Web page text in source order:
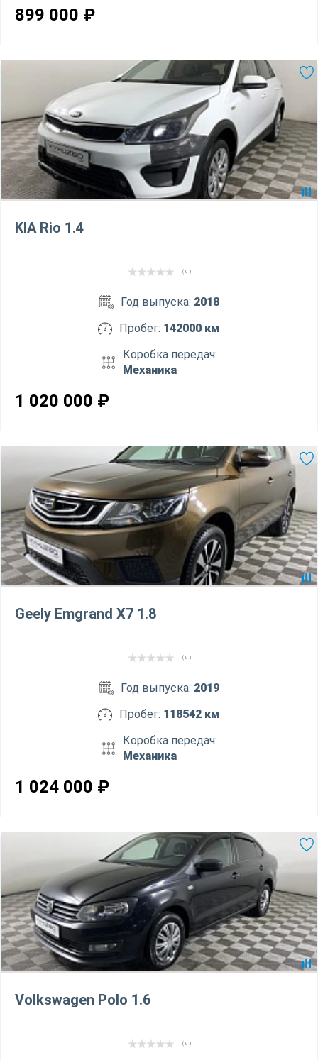
899 000 ₽
KIA Rio 1.4
( 0 )
Год выпуска: 2018
Пробег: 142000 км
Коробка передач:
Механика
1 020 000 ₽
Geely Emgrand X7 1.8
( 0 )
Год выпуска: 2019
Пробег: 118542 км
Коробка передач:
Механика
1 024 000 ₽
Volkswagen Polo 1.6
( 0 )